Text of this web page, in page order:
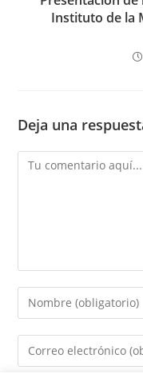
Instituto de la
Deja una